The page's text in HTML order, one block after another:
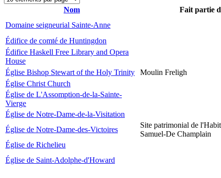
Nom
Fait partie
Domaine seigneurial Sainte-Anne
Édifice de comté de Huntingdon
Édifice Haskell Free Library and Opera
House
Église Bishop Stewart of the Holy Trinity
Moulin Freligh
Église Christ Church
Église de L'Assomption-de-la-Sainte-
Vierge
Église de Notre-Dame-de-la-Visitation
Église de Notre-Dame-des-Victoires
Site patrimonial de
Samuel-De Champlain
Église de Richelieu
Église de Saint-Adolphe-d'Howard